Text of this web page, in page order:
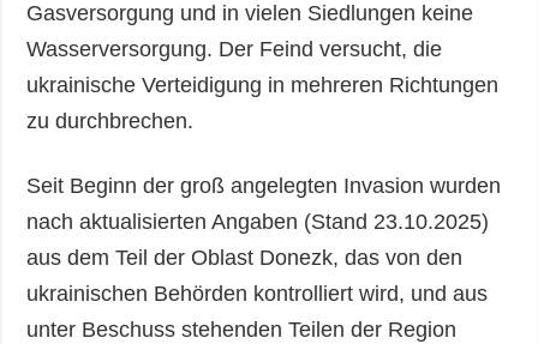
Gasversorgung und in vielen Siedlungen keine
Wasserversorgung. Der Feind versucht, die
ukrainische Verteidigung in mehreren Richtungen
zu durchbrechen.
Seit Beginn der groß angelegten Invasion wurden
nach aktualisierten Angaben (Stand 23.10.2025)
aus dem Teil der Oblast Donezk, das von den
ukrainischen Behörden kontrolliert wird, und aus
unter Beschuss stehenden Teilen der Region